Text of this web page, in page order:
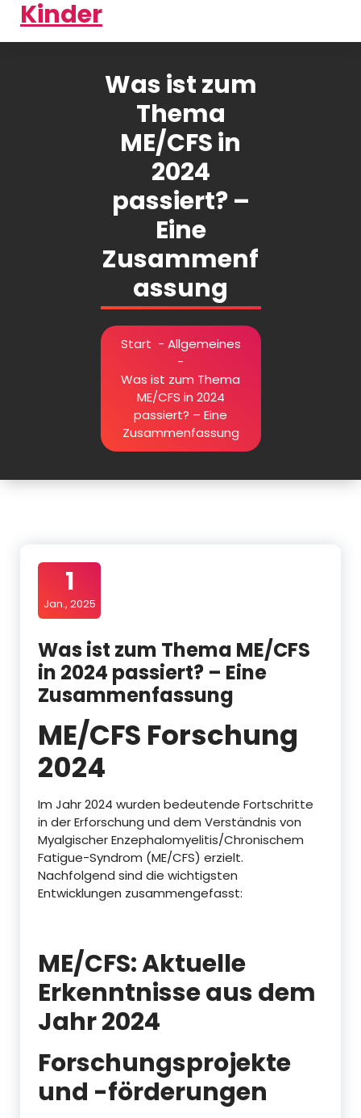
Was ist zum
Thema
ME/CFS in
2024
passiert? –
Eine
Zusammenf
assung
Start - Allgemeines
-
Was ist zum Thema
ME/CFS in 2024
passiert? – Eine
Zusammenfassung
1
Jan., 2025
Was ist zum Thema ME/CFS
in 2024 passiert? – Eine
Zusammenfassung
ME/CFS Forschung
2024
Im Jahr 2024 wurden bedeutende Fortschritte
in der Erforschung und dem Verständnis von
Myalgischer Enzephalomyelitis/Chronischem
Fatigue-Syndrom (ME/CFS) erzielt.
Nachfolgend sind die wichtigsten
Entwicklungen zusammengefasst:
ME/CFS: Aktuelle
Erkenntnisse aus dem
Jahr 2024
Forschungsprojekte
und -förderungen